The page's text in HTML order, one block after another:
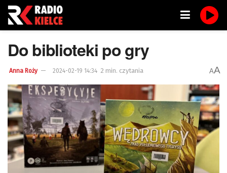
Do biblioteki po gry
Anna Roży 2024-02-19 14:34 2 min. czytania AA